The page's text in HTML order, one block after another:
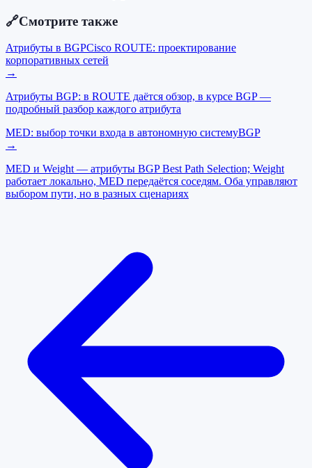
🔗Смотрите также
Атрибуты в BGPCisco ROUTE: проектирование
корпоративных сетей
→
Атрибуты BGP: в ROUTE даётся обзор, в курсе BGP —
подробный разбор каждого атрибута
MED: выбор точки входа в автономную системуBGP
→
MED и Weight — атрибуты BGP Best Path Selection; Weight
работает локально, MED передаётся соседям. Оба управляют
выбором пути, но в разных сценариях